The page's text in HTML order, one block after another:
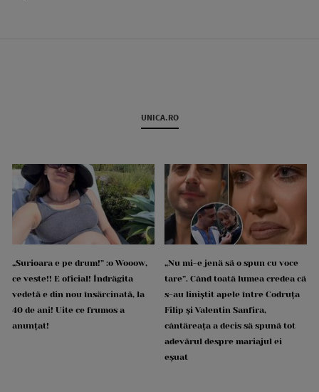
UNICA.RO
„Surioara e pe drum!” :o Wooow,
ce veste!! E oficial! Îndrăgita
vedetă e din nou însărcinată, la
40 de ani! Uite ce frumos a
anunțat!
„Nu mi-e jenă să o spun cu voce
tare”. Când toată lumea credea că
s-au liniștit apele între Codruța
Filip și Valentin Sanfira,
cântăreața a decis să spună tot
adevărul despre mariajul ei
eșuat